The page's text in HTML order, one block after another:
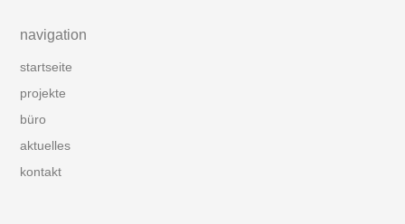
navigation
startseite
projekte
büro
aktuelles
kontakt